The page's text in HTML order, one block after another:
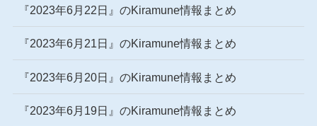
『2023年6月22日』のKiramune情報まとめ
『2023年6月21日』のKiramune情報まとめ
『2023年6月20日』のKiramune情報まとめ
『2023年6月19日』のKiramune情報まとめ